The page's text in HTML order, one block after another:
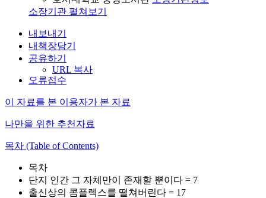
소장기관 펼쳐보기
내보내기
내책장담기
공유하기
URL 복사
오류접수
이 자료를 본 이용자가 본 자료
나만을 위한 추천자료
목차 (Table of Contents)
목차
단지 인간 그 자체만이 존재할 뿐이다 = 7
출신상의 콤플렉스를 떨쳐버린다 = 17